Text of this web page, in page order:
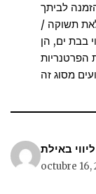
לביתך
בבת ים, הן
הפרטנריות
באילת
octubre 16,